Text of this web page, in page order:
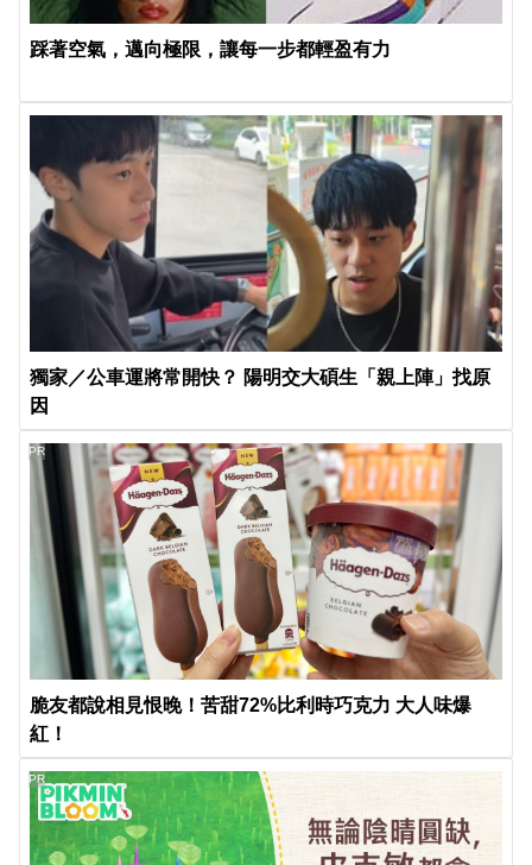
踩著空氣，邁向極限，讓每一步都輕盈有力
獨家／公車運將常開快？ 陽明交大碩生「親上陣」找原
因
脆友都說相見恨晚！苦甜72%比利時巧克力 大人味爆
紅！
PR
PR